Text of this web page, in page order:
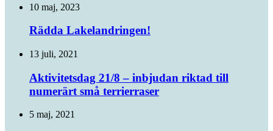
10 maj, 2023
Rädda Lakelandringen!
13 juli, 2021
Aktivitetsdag 21/8 – inbjudan riktad till
numerärt små terrierraser
5 maj, 2021